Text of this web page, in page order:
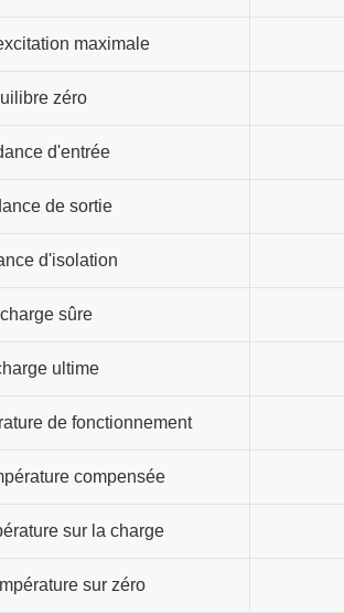
maximale
zéro
d'entrée
de sortie
d'isolation
sûre
ultime
de fonctionnement
compensée
sur la charge
sur zéro